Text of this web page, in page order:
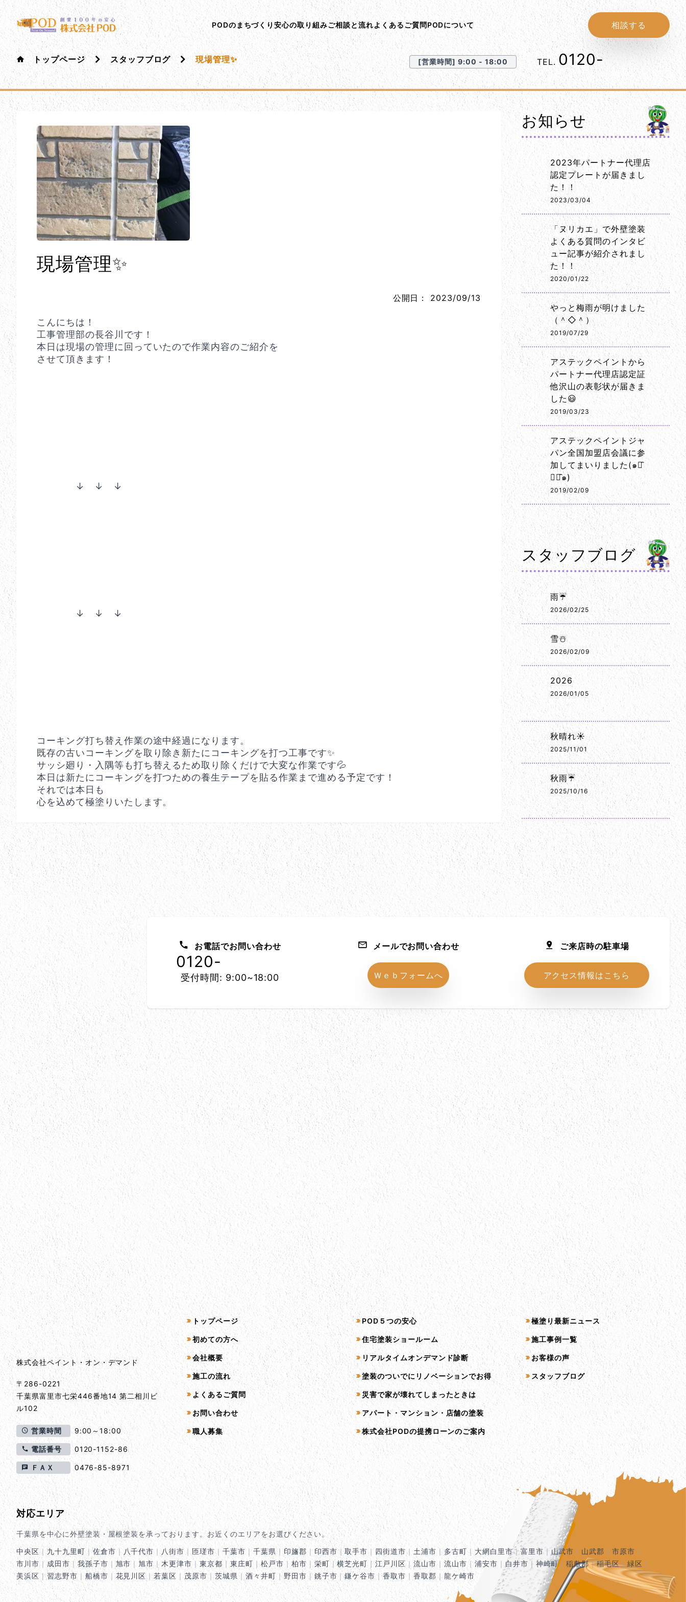
メインコンテンツにスキップ
株式会社ペイント・オン・デマンド
千葉の外壁塗装・屋根塗装なら創業100年の安心 ペイント･オン･デマンド
PODのまちづくり安心の取り組みご相談と流れよくあるご質問PODについて 相談する
トップページ スタッフブログ 現場管理✨ [営業時間] 9:00 - 18:00 TEL.0120-1152-86
現場管理✨
公開日： 2023/09/13
こんにちは！
工事管理部の長谷川です！
本日は現場の管理に回っていたので作業内容のご紹介を
させて頂きます！
↓ ↓ ↓
↓ ↓ ↓
コーキング打ち替え作業の途中経過になります。
既存の古いコーキングを取り除き新たにコーキングを打つ工事です✨
サッシ廻り・入隅等も打ち替えるため取り除くだけで大変な作業です💦
本日は新たにコーキングを打つための養生テープを貼る作業まで進める予定です！
それでは本日も
心を込めて極塗りいたします。
お知らせ
2023年パートナー代理店
認定プレートが届きまし
た！！
2023/03/04
「ヌリカエ」で外壁塗装
よくある質問のインタビ
ュー記事が紹介されまし
た！！
2020/01/22
やっと梅雨が明けました
（＾◇＾）
2019/07/29
アステックペイントから
パートナー代理店認定証
他沢山の表彰状が届きま
した😃
2019/03/23
アステックペイントジャ
パン全国加盟店会議に参
加してまいりました(๑･̑
◡･̑๑)
2019/02/09
スタッフブログ
雨☔
2026/02/25
雪☃️
2026/02/09
2026
2026/01/05
秋晴れ☀️
2025/11/01
秋雨☔
2025/10/16
お問い合わせ方法
お電話でお問い合わせ
0120-
受付時間: 9:00~18:00
メールでお問い合わせ
Ｗｅｂフォームへ
ご来店時の駐車場
アクセス情報はこちら
所在地
会社情報とサイトマップ
会社情報
株式会社ペイント・オン・デマンド
〒286-0221
千葉県富里市七栄446番地14 第二相川ビ
ル102
営業時間 9:00～18:00
電話番号 0120-1152-86
ＦＡＸ 0476-85-8971
サイトマップ
トップページ
初めての方へ
会社概要
施工の流れ
よくあるご質問
お問い合わせ
職人募集
サービス一覧
POD５つの安心
住宅塗装ショールーム
リアルタイムオンデマンド診断
塗装のついでにリノベーションでお得
災害で家が壊れてしまったときは
アパート・マンション・店舗の塗装
株式会社PODの提携ローンのご案内
コンテンツ一覧
極塗り最新ニュース
施工事例一覧
お客様の声
スタッフブログ
対応エリア
千葉県を中心に外壁塗装・屋根塗装を承っております。お近くのエリアをお選びください。
中央区｜九十九里町｜佐倉市 ｜ 八千代市 ｜ 八街市 ｜ 匝瑳市 ｜千葉市 ｜千葉県 ｜ 印旛郡｜ 印西市｜取手市 ｜四街道市｜ 土浦市 ｜ 多古町 ｜ 大網白里市｜富里市 ｜ 山武市 ｜ 山武郡 ｜市原市 ｜
市川市｜成田市 ｜ 我孫子市 ｜ 旭市 ｜旭市 ｜ 木更津市 ｜東京都 ｜ 東庄町 ｜松戸市 ｜ 柏市｜栄町｜横芝光町 ｜江戸川区｜流山市 ｜流山市 ｜浦安市 ｜ 白井市 ｜ 神崎町｜稲敷郡｜稲毛区｜緑区 ｜
美浜区 ｜習志野市 ｜ 船橋市 ｜ 花見川区 ｜若葉区 ｜ 茂原市 ｜茨城県 ｜酒々井町 ｜ 野田市｜銚子市 ｜鎌ケ谷市｜香取市 ｜香取郡 ｜ 龍ケ崎市